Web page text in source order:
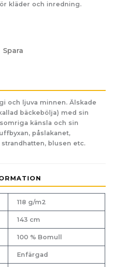
kläder och inredning.
Spara
och ljuva minnen. Älskade
bäckebölja) med sin
känsla och sin
påslakanet,
blusen etc.
118 g/m2
143 cm
100 % Bomull
Enfärgad